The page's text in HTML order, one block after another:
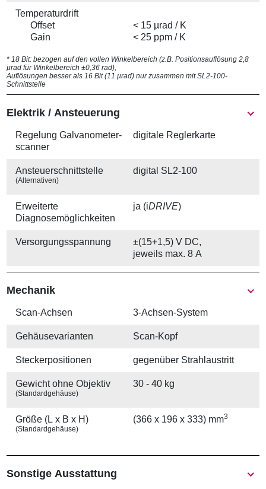
Temperaturdrift
Offset
< 15 µrad / K
Gain
< 25 ppm / K
* 18 Bit: bezogen auf den vollen Winkelbereich (z.B. Positionsauflösung 2,8
µrad für Winkelbereich ±0,36 rad),
Auflösungen besser als 16 Bit (11 µrad) nur zusammen mit SL2-100-
Schnittstelle
Elektrik / Ansteuerung
Regelung Galvanometer­
scanner
digitale Reglerkarte
Ansteuer­schnittstelle
(Alternativen)
digital SL2-100
Erweiterte
Diagnosemöglichkeiten
ja (iDRIVE)
Versorgungs­spannung
±(15+1,5) V DC,
jeweils max. 8 A
Mechanik
Scan-Achsen 3-Achsen-System
Gehäuse­varianten Scan-Kopf
Stecker­positionen gegenüber Strahlaustritt
Gewicht ohne Objektiv
(Standardgehäuse)
30 - 40 kg
Größe (L x B x H)
(Standardgehäuse)
(366 x 196 x 333) mm3
Sonstige Ausstattung